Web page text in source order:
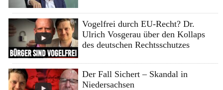
Vogelfrei durch EU-Recht? Dr.
Ulrich Vosgerau über den Kollaps
des deutschen Rechtsschutzes
Der Fall Sichert – Skandal in
Niedersachsen